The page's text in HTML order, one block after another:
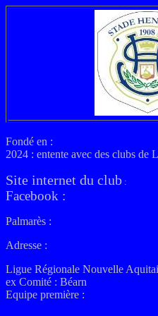
Fondé en :
2024 : entente avec des clubs de
Site internet du club :
Facebook :
Palmarès :
Adresse :
Ligue Régionale Nouvelle
ex Comité : Béarn
Equipe première :